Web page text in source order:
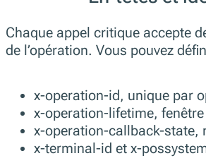
Chaque appel critique accepte
de l’opération. Vous pouvez
x-operation-id, unique par
x-operation-lifetime,
x-operation-callback-state,
x-terminal-id et x-